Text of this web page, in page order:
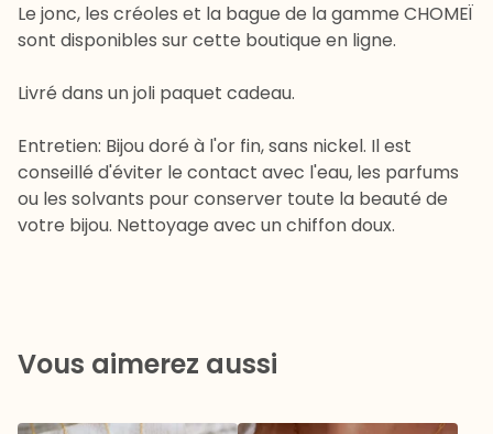
Le jonc, les créoles et la bague de la gamme CHOMEÏ
sont disponibles sur cette boutique en ligne.
Livré dans un joli paquet cadeau.
Entretien: Bijou doré à l'or fin, sans nickel. Il est
conseillé d'éviter le contact avec l'eau, les parfums
ou les solvants pour conserver toute la beauté de
votre bijou. Nettoyage avec un chiffon doux.
Vous aimerez aussi